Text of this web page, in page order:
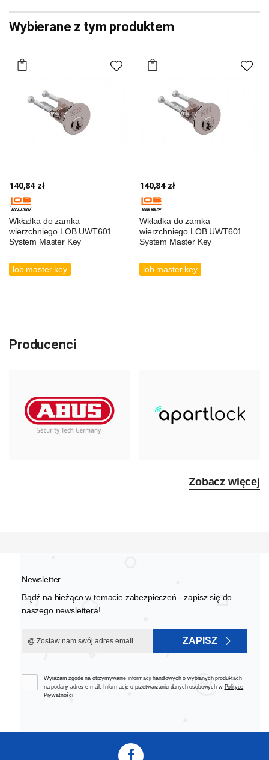
Wybierane z tym produktem
140,84 zł
Wkładka do zamka
wierzchniego LOB UWT601
System Master Key
lob master key
140,84 zł
Wkładka do zamka
wierzchniego LOB UWT601
System Master Key
lob master key
Producenci
Zobacz więcej
Newsletter
Bądź na bieżąco w temacie zabezpieczeń - zapisz się do
naszego newslettera!
ZAPISZ
Wyrażam zgodę na otrzymywanie informacji handlowych o wybranych produktach
na podany adres e-mail. Informacje o przetwarzaniu danych osobowych w Polityce
Prywatności